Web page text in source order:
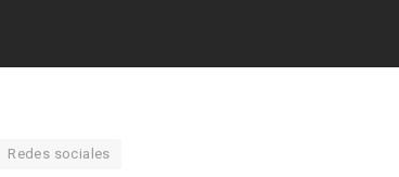
Redes sociales